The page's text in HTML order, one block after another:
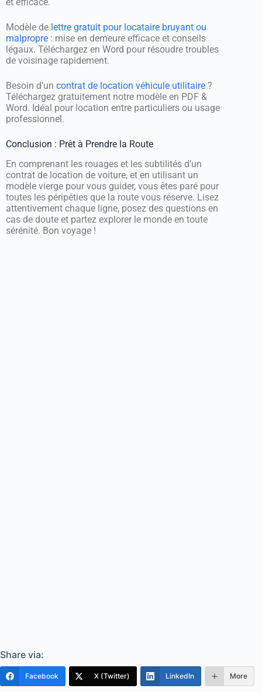
Modèle de lettre gratuit pour locataire bruyant ou
malpropre : mise en demeure efficace et conseils
légaux. Téléchargez en Word pour résoudre troubles
de voisinage rapidement.
Besoin d’un contrat de location véhicule utilitaire ?
Téléchargez gratuitement notre modèle en PDF &
Word. Idéal pour location entre particuliers ou usage
professionnel.
Conclusion : Prêt à Prendre la Route
En comprenant les rouages et les subtilités d’un
contrat de location de voiture, et en utilisant un
modèle vierge pour vous guider, vous êtes paré pour
toutes les péripéties que la route vous réserve. Lisez
attentivement chaque ligne, posez des questions en
cas de doute et partez explorer le monde en toute
sérénité. Bon voyage !
Share via:
Facebook X (Twitter) LinkedIn More